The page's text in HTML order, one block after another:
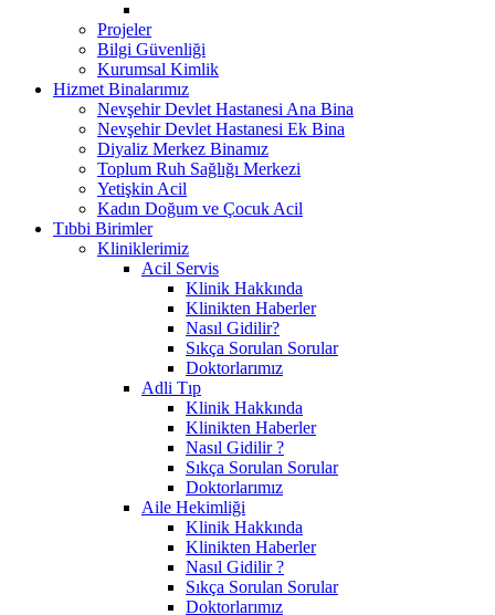
Projeler
Bilgi Güvenliği
Kurumsal Kimlik
Hizmet Binalarımız
Nevşehir Devlet Hastanesi Ana Bina
Nevşehir Devlet Hastanesi Ek Bina
Diyaliz Merkez Binamız
Toplum Ruh Sağlığı Merkezi
Yetişkin Acil
Kadın Doğum ve Çocuk Acil
Tıbbi Birimler
Kliniklerimiz
Acil Servis
Klinik Hakkında
Klinikten Haberler
Nasıl Gidilir?
Sıkça Sorulan Sorular
Doktorlarımız
Adli Tıp
Klinik Hakkında
Klinikten Haberler
Nasıl Gidilir ?
Sıkça Sorulan Sorular
Doktorlarımız
Aile Hekimliği
Klinik Hakkında
Klinikten Haberler
Nasıl Gidilir ?
Sıkça Sorulan Sorular
Doktorlarımız